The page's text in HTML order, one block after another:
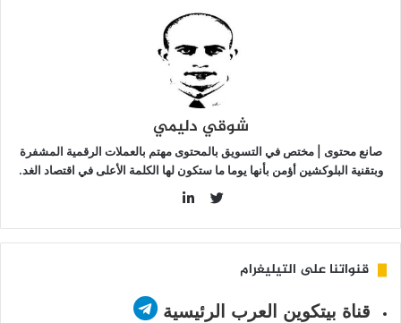
شوقي دليمي
صانع محتوى | مختص في التسويق بالمحتوى مهتم بالعملات الرقمية المشفرة
وبتقنية البلوكشين أؤمن بأنها يوما ما ستكون لها الكلمة الأعلى في اقتصاد الغد.
قنواتنا على التيليغرام
قناة بيتكوين العرب الرئيسية